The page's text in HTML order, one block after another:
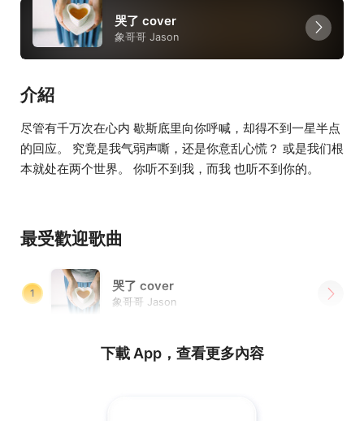
哭了 cover
象哥哥 Jason
介紹
尽管有千万次在心内 歇斯底里向你呼喊，却得不到一星半点
的回应。 究竟是我气弱声嘶，还是你意乱心慌？ 或是我们根
本就处在两个世界。 你听不到我，而我 也听不到你的。
最受歡迎歌曲
1 哭了 cover
象哥哥 Jason
下載 App，查看更多內容